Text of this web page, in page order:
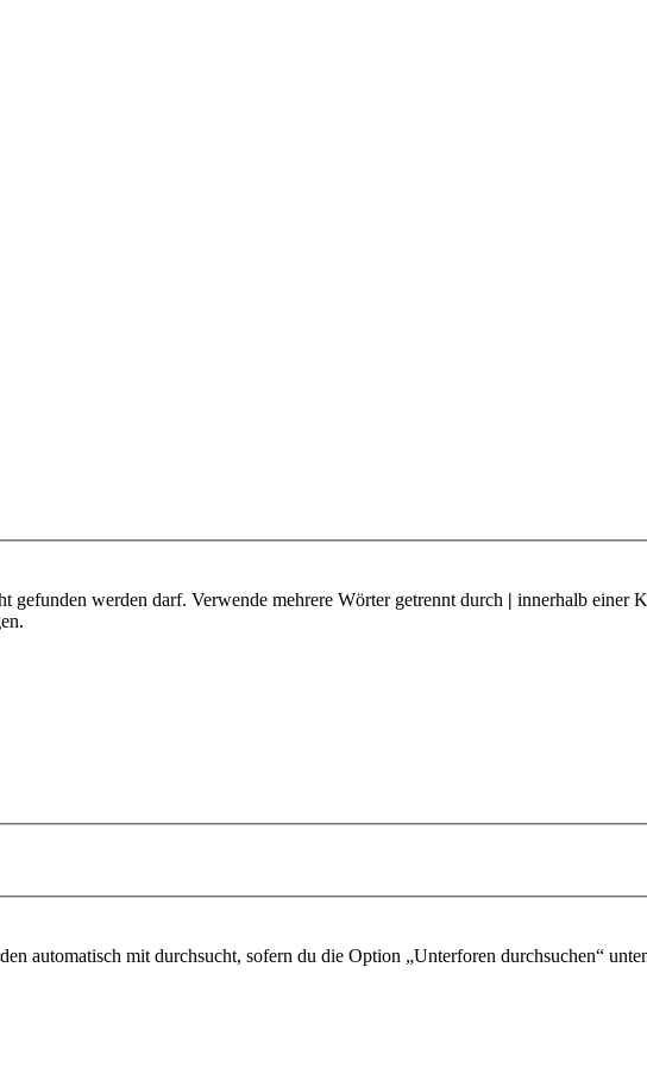
gefunden werden darf. Verwende mehrere Wörter getrennt durch | innerhalb einer
automatisch mit durchsucht, sofern du die Option „Unterforen durchsuchen“